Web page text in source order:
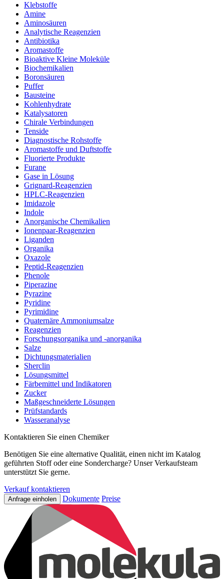
Klebstoffe
Amine
Aminosäuren
Analytische Reagenzien
Antibiotika
Aromastoffe
Bioaktive Kleine Moleküle
Biochemikalien
Boronsäuren
Puffer
Bausteine
Kohlenhydrate
Katalysatoren
Chirale Verbindungen
Tenside
Diagnostische Rohstoffe
Aromastoffe und Duftstoffe
Fluorierte Produkte
Furane
Gase in Lösung
Grignard-Reagenzien
HPLC-Reagenzien
Imidazole
Indole
Anorganische Chemikalien
Ionenpaar-Reagenzien
Liganden
Organika
Oxazole
Peptid-Reagenzien
Phenole
Piperazine
Pyrazine
Pyridine
Pyrimidine
Quaternäre Ammoniumsalze
Reagenzien
Forschungsorganika und -anorganika
Salze
Dichtungsmaterialien
Sherclin
Lösungsmittel
Färbemittel und Indikatoren
Zucker
Maßgeschneiderte Lösungen
Prüfstandards
Wasseranalyse
Kontaktieren Sie einen Chemiker
Benötigen Sie eine alternative Qualität, einen nicht im Katalog
geführten Stoff oder eine Sondercharge? Unser Verkaufsteam
unterstützt Sie gerne.
Verkauf kontaktieren
Anfrage einholen Dokumente Preise